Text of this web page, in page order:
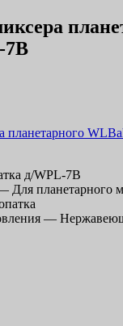
7B
д/WPL-7B
— Для планетарного
—